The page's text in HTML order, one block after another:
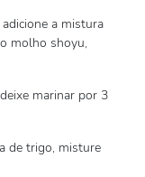
a mistura
molho shoyu,
marinar por 3
de trigo, misture